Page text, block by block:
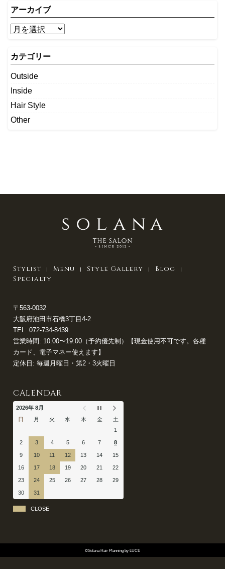
アーカイブ
カテゴリー
Outside
Inside
Hair Style
Other
Stylist Menu Style Gallery
Blog
Specialty
〒563-0032
大阪府池田市石橋3丁目4-2
TEL: 072-734-8439
営業時間: 10:00〜19:00（予約優先制）【現金使用不可です。各種
カード、電子マネー使えます】
定休日: 毎週月曜日・第2・3火曜日
CALENDAR
2026年 8月
日
月 火 水 木 金
土
1
2 3 4 5 6 7 8
9 10 11 12 13 14 15
16 17 18 19 20 21 22
23 24 25 26 27 28 29
30 31
CLOSE
©Solana Hair Planning by LUCE